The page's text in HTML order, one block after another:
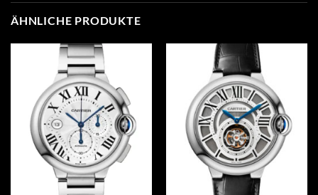
ÄHNLICHE PRODUKTE